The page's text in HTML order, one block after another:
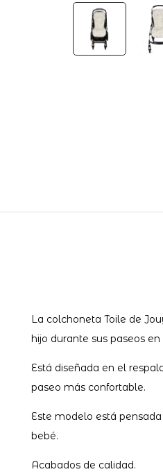
La colchoneta Toile de
hijo durante sus paseos en
Está diseñada en el
paseo más confortable.
Este modelo está
bebé.
Acabados de calidad.